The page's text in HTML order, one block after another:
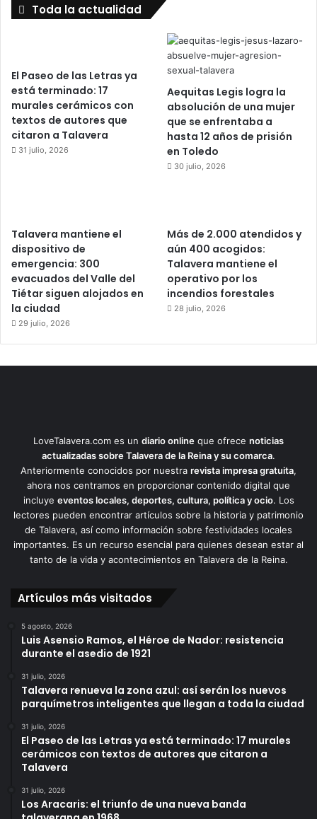
Toda la actualidad
El Paseo de las Letras ya
está terminado: 17
murales cerámicos con
textos de autores que
citaron a Talavera
31 julio, 2026
Aequitas Legis logra la
absolución de una mujer
que se enfrentaba a
hasta 12 años de prisión
en Toledo
30 julio, 2026
Talavera mantiene el
dispositivo de
emergencia: 300
evacuados del Valle del
Tiétar siguen alojados en
la ciudad
29 julio, 2026
Más de 2.000 atendidos y
aún 400 acogidos:
Talavera mantiene el
operativo por los
incendios forestales
28 julio, 2026
LoveTalavera.com es un diario online que ofrece noticias
actualizadas sobre Talavera de la Reina y su comarca.
Anteriormente conocidos por nuestra revista impresa gratuita,
ahora nos centramos en proporcionar contenido digital que
incluye eventos locales, deportes, cultura, política y ocio. Los
lectores pueden encontrar artículos sobre la historia y patrimonio
de Talavera, así como información sobre festividades locales
importantes. Es un recurso esencial para quienes desean estar al
tanto de la vida y acontecimientos en Talavera de la Reina.
Artículos más visitados
5 agosto, 2026
Luis Asensio Ramos, el Héroe de Nador: resistencia
durante el asedio de 1921
31 julio, 2026
Talavera renueva la zona azul: así serán los nuevos
parquímetros inteligentes que llegan a toda la ciudad
31 julio, 2026
El Paseo de las Letras ya está terminado: 17 murales
cerámicos con textos de autores que citaron a
Talavera
31 julio, 2026
Los Aracaris: el triunfo de una nueva banda